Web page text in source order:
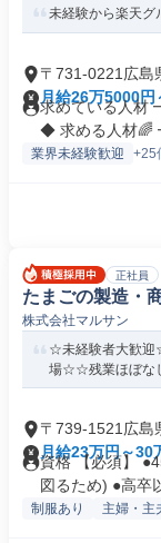
未経験から楽天グ
〒731-0221広島
月給26万5000円
求めている
◆ 求める人材
業界未経験歓迎 +25
正社員
たまごの製造・
株式会社マルサン
☆未経験者大歓迎
場☆☆残業ほぼな
〒739-1521広島
月給23万円～30
資格 【必須】
図るため) ●高卒
制服あり 主婦・主